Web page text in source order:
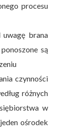
procesu
uwagę brana
są
czynności
różnych
w
ośrodek